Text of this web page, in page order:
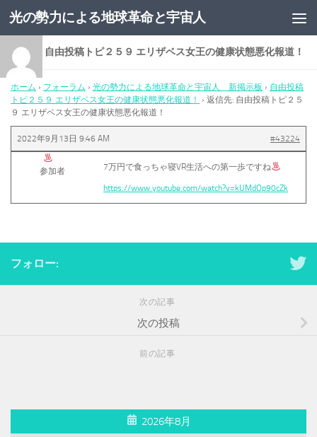
コンテンツへスキップ
光の勢力による地球革命と宇宙人
返信先: 自由投稿トピ２５９ エリザベス女王の健康状態悪化報道！
ホーム › フォーラム › 光の勢力による地球革命と宇宙人 新掲示板 › 自由投稿
トピ２５９ エリザベス女王の健康状態悪化報道！
› 返信先: 自由投稿トピ２５
９ エリザベス女王の健康状態悪化報道！
2022年9月13日 9:46 AM #43224
参加者 7万円で食っちゃ寝VR生活への第一歩ですね
https://www.youtube.com/watch?v=kUMdOp90cZk
フォロー:
次の記事
次の投稿
前の記事
2026年8月